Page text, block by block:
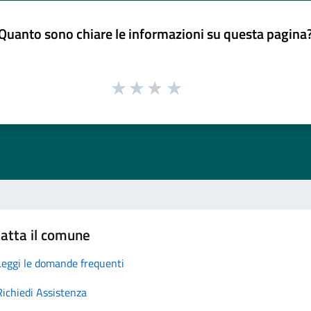
sono chiare le informazioni su questa
il comune
le domande frequenti
Assistenza